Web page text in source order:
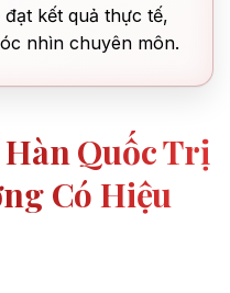
kết quả thực tế,
nhìn chuyên môn.
Quốc Trị
Có Hiệu